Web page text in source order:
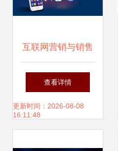
互联网营销与销售
的融合 策略与实践
查看详情
更新时间：2026-08-08
16:11:48